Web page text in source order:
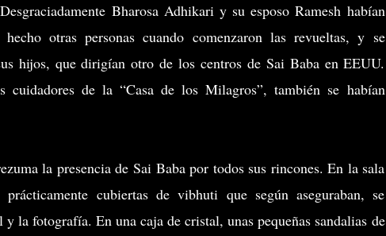
Bharosa Adhikari y su esposo Ramesh habían
otras personas cuando comenzaron las revueltas, y se
hijos, que dirigían otro de los centros de Sai Baba en EEUU.
cuidadores de la “Casa de los Milagros”, también se habían
la presencia de Sai Baba por todos sus rincones. En la sala
cubiertas de vibhuti que según aseguraban, se
la fotografía. En una caja de cristal, unas pequeñas sandalias de